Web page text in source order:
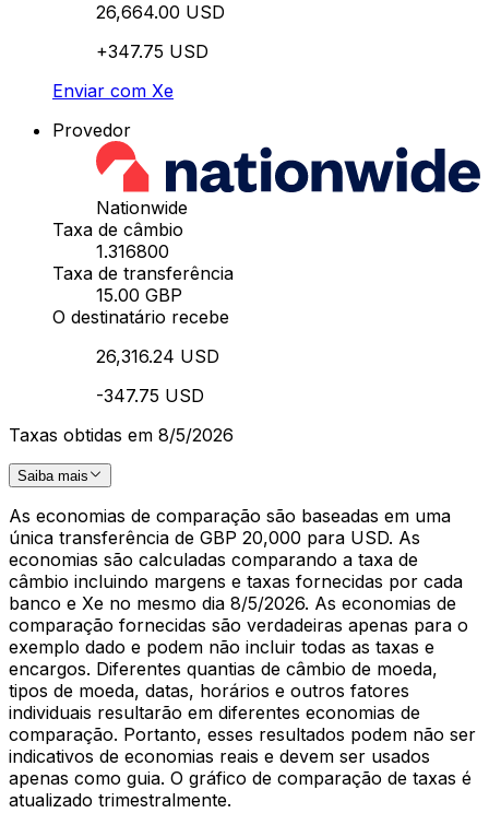
26,664.00 USD
+347.75 USD
Enviar com Xe
Provedor
Nationwide
Taxa de câmbio
1.316800
Taxa de transferência
15.00 GBP
O destinatário recebe
26,316.24 USD
-347.75 USD
Taxas obtidas em 8/5/2026
Saiba mais
As economias de comparação são baseadas em uma
única transferência de GBP 20,000 para USD. As
economias são calculadas comparando a taxa de
câmbio incluindo margens e taxas fornecidas por cada
banco e Xe no mesmo dia 8/5/2026. As economias de
comparação fornecidas são verdadeiras apenas para o
exemplo dado e podem não incluir todas as taxas e
encargos. Diferentes quantias de câmbio de moeda,
tipos de moeda, datas, horários e outros fatores
individuais resultarão em diferentes economias de
comparação. Portanto, esses resultados podem não ser
indicativos de economias reais e devem ser usados
apenas como guia. O gráfico de comparação de taxas é
atualizado trimestralmente.